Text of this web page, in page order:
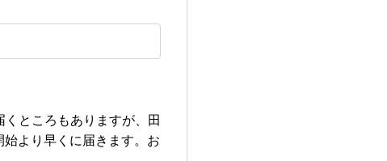
ところもありますが、田
より早くに届きます。お